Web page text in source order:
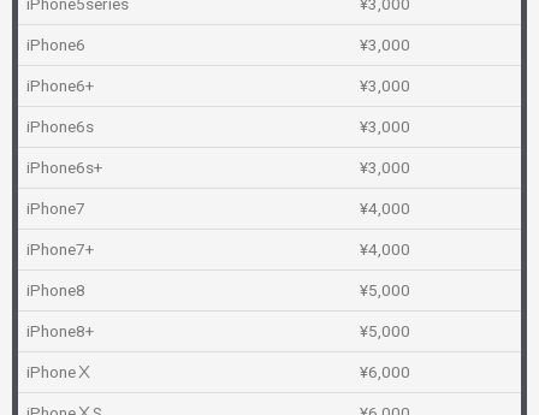
iPhone5series ¥3,000
iPhone6 ¥3,000
iPhone6+ ¥3,000
iPhone6s ¥3,000
iPhone6s+ ¥3,000
iPhone7 ¥4,000
iPhone7+ ¥4,000
iPhone8 ¥5,000
iPhone8+ ¥5,000
iPhoneⅩ ¥6,000